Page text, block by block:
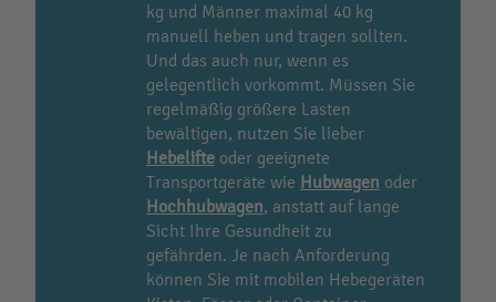
kg und Männer maximal 40 kg
manuell heben und tragen sollten.
Und das auch nur, wenn es
gelegentlich vorkommt. Müssen Sie
regelmäßig größere Lasten
bewältigen, nutzen Sie lieber
Hebelifte oder geeignete
Transportgeräte wie Hubwagen oder
Hochhubwagen, anstatt auf lange
Sicht Ihre Gesundheit zu
gefährden. Je nach Anforderung
können Sie mit mobilen Hebegeräten